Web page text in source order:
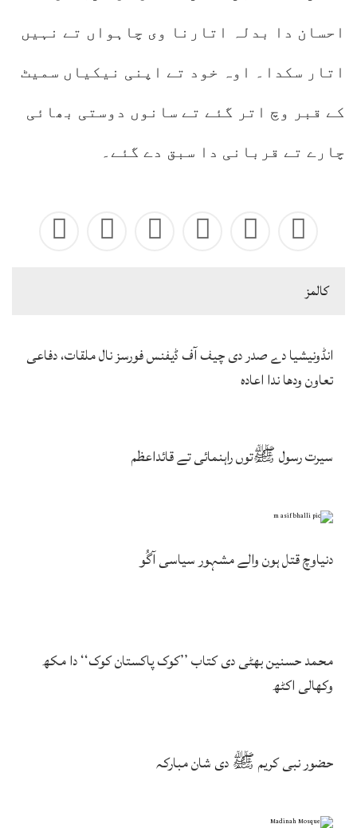
احسان دا بدلہ اتارنا وی چاہواں تے نہیں
اتار سکدا۔ اوہ خود تے اپنی نیکیاں سمیٹ
کے قبر وچ اتر گئے تے سانوں دوستی بھائی
چارے تے قربانی دا سبق دے گئے۔
كالمز
انڈونیشیا دے صدر دی چیف آف ڈیفنس فورسز نال ملقات، دفاعی
تعاون ودھا ندا اعادہ
سیرت رسول ﷺتوں راہنمائی تے قائداعظم
دنیاوچ قتل ہون والے مشہور سیاسی آگُو
محمد حسنین بھٹی دی کتاب ’’کوک پاکستان کوک‘‘ دا مکھ
وکھالی اکٹھ
حضور نبی کریم ﷺ دی شان مبارکہ